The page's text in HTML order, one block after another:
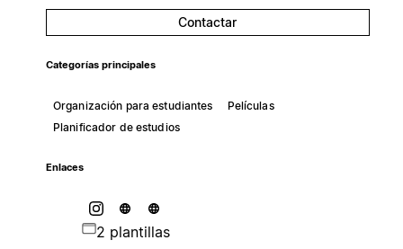
Contactar
Categorías principales
Organización para estudiantes
Películas
Planificador de estudios
Enlaces
2 plantillas